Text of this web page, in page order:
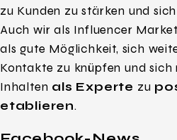
zu Kunden zu stärken und
Auch wir als Influencer
als gute Möglichkeit, sich
Kontakte zu knüpfen und sich
Inhalten als Experte zu
etablieren.